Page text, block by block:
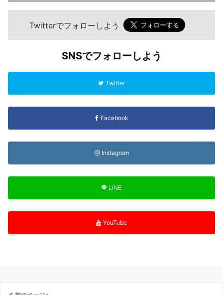
Twitterでフォローしよう
SNSでフォローしよう
Twitter
Facebook
Instagram
LINE
YouTube